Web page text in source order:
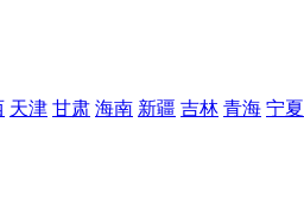
天津 甘肃 海南 新疆 吉林 青海 宁夏